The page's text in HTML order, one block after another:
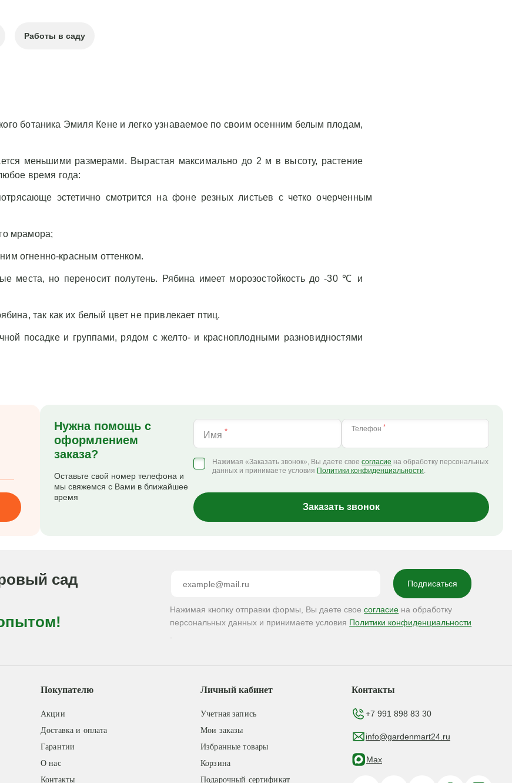
Работы в саду
ботаника Эмиля Кене и легко узнаваемое по своим осенним белым плодам,
меньшими размерами. Вырастая максимально до 2 м в высоту, растение
время года:
эстетично смотрится на фоне резных листьев с четко очерченным
мрамора;
огненно-красным оттенком.
места, но переносит полутень. Рябина имеет морозостойкость до -30 ℃ и
так как их белый цвет не привлекает птиц.
посадке и группами, рядом с желто- и красноплодными разновидностями
Нужна помощь с
оформлением
заказа?
Оставьте свой номер телефона и
мы свяжемся с Вами в ближайшее
время
Имя * Телефон *
Нажимая «Заказать звонок», Вы даете своесогласие на обработку персональных
данных и принимаете условия Политики конфиденциальности.
Заказать звонок
сад
Нажимая кнопку отправки формы, Вы даете своесогласие на обработку
персональных данных и принимаете условия Политики конфиденциальности
Покупателю
Акции
Доставка и оплата
Гарантии
О нас
Контакты
Личный кабинет
Учетная запись
Мои заказы
Избранные товары
Корзина
Подарочный сертификат
Контакты
+7 991 898 83 30
info@gardenmart24.ru
Max